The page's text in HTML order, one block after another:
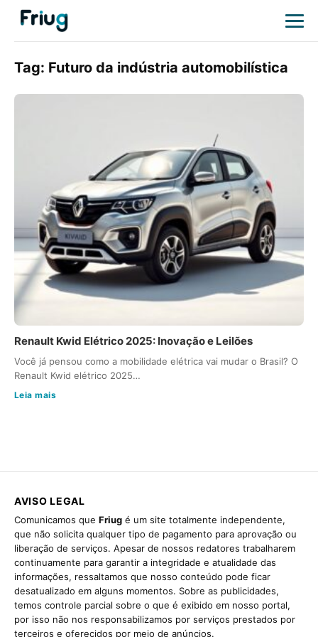
Tag: Futuro da indústria automobilística
Renault Kwid Elétrico 2025: Inovação e Leilões
Você já pensou como a mobilidade elétrica vai mudar o Brasil? O
Renault Kwid elétrico 2025…
Leia mais
AVISO LEGAL
Comunicamos que Friug é um site totalmente independente,
que não solicita qualquer tipo de pagamento para aprovação ou
liberação de serviços. Apesar de nossos redatores trabalharem
continuamente para garantir a integridade e atualidade das
informações, ressaltamos que nosso conteúdo pode ficar
desatualizado em alguns momentos. Sobre as publicidades,
temos controle parcial sobre o que é exibido em nosso portal,
por isso não nos responsabilizamos por serviços prestados por
terceiros e oferecidos por meio de anúncios.